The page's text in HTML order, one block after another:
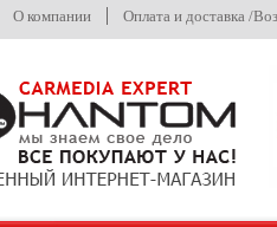
О компании Оплата и доставка /